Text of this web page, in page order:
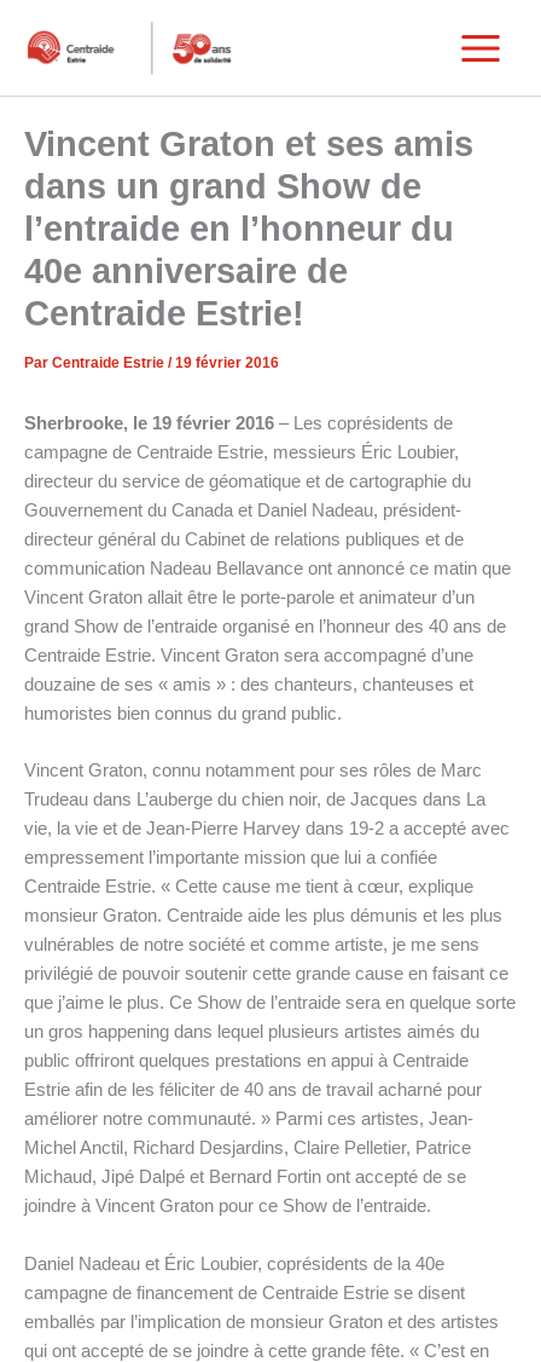
Main
Vincent Graton et ses amis
dans un grand Show de
l’entraide en l’honneur du
40e anniversaire de
Centraide Estrie!
Par Centraide Estrie /19 février 2016
Sherbrooke, le 19 février 2016 – Les coprésidents de
campagne de Centraide Estrie, messieurs Éric Loubier,
directeur du service de géomatique et de cartographie du
Gouvernement du Canada et Daniel Nadeau, président-
directeur général du Cabinet de relations publiques et de
communication Nadeau Bellavance ont annoncé ce matin que
Vincent Graton allait être le porte-parole et animateur d’un
grand Show de l’entraide organisé en l’honneur des 40 ans de
Centraide Estrie. Vincent Graton sera accompagné d’une
douzaine de ses « amis » : des chanteurs, chanteuses et
humoristes bien connus du grand public.
Vincent Graton, connu notamment pour ses rôles de Marc
Trudeau dans L’auberge du chien noir, de Jacques dans La
vie, la vie et de Jean-Pierre Harvey dans 19-2 a accepté avec
empressement l’importante mission que lui a confiée
Centraide Estrie. « Cette cause me tient à cœur, explique
monsieur Graton. Centraide aide les plus démunis et les plus
vulnérables de notre société et comme artiste, je me sens
privilégié de pouvoir soutenir cette grande cause en faisant ce
que j’aime le plus. Ce Show de l’entraide sera en quelque sorte
un gros happening dans lequel plusieurs artistes aimés du
public offriront quelques prestations en appui à Centraide
Estrie afin de les féliciter de 40 ans de travail acharné pour
améliorer notre communauté. » Parmi ces artistes, Jean-
Michel Anctil, Richard Desjardins, Claire Pelletier, Patrice
Michaud, Jipé Dalpé et Bernard Fortin ont accepté de se
joindre à Vincent Graton pour ce Show de l’entraide.
Daniel Nadeau et Éric Loubier, coprésidents de la 40e
campagne de financement de Centraide Estrie se disent
emballés par l’implication de monsieur Graton et des artistes
qui ont accepté de se joindre à cette grande fête. « C’est en